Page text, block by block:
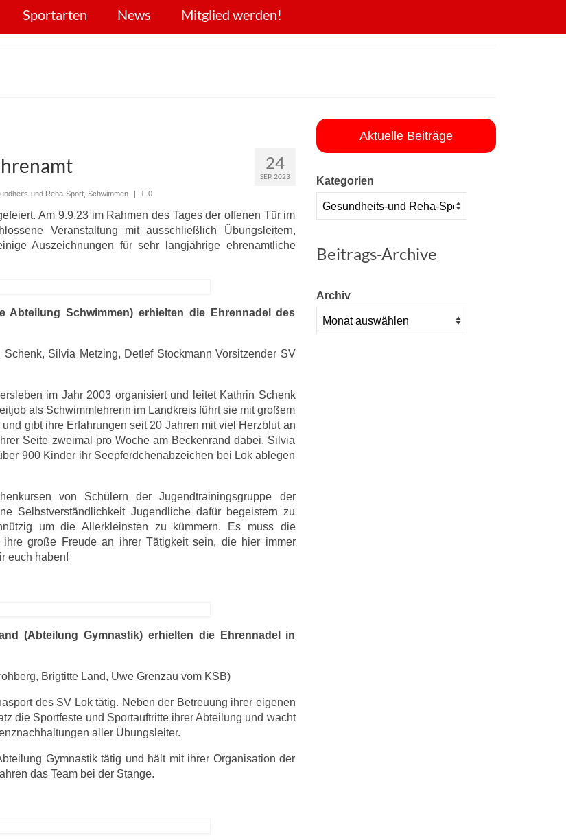
Sportarten News Mitglied werden!
24
SEP. 2023
und Reha-Sport Schwimmen | 0
Am 9.9.23 im Rahmen des Tages der offenen Tür im
Veranstaltung mit ausschließlich Übungsleitern,
Auszeichnungen für sehr langjährige ehrenamtliche
Abteilung Schwimmen) erhielten die Ehrennadel des
Silvia Metzing, Detlef Stockmann Vorsitzender SV
im Jahr 2003 organisiert und leitet Kathrin Schenk
als Schwimmlehrerin im Landkreis führt sie mit großem
gibt ihre Erfahrungen seit 20 Jahren mit viel Herzblut an
Seite zweimal pro Woche am Beckenrand dabei, Silvia
900 Kinder ihr Seepferdchenabzeichen bei Lok ablegen
von Schülern der Jugendtrainingsgruppe der
Selbstverständlichkeit Jugendliche dafür begeistern zu
um die Allerkleinsten zu kümmern. Es muss die
ihre große Freude an ihrer Tätigkeit sein, die hier immer
euch haben!
(Abteilung Gymnastik) erhielten die Ehrennadel in
Brigtitte Land, Uwe Grenzau vom KSB)
des SV Lok tätig. Neben der Betreuung ihrer eigenen
die Sportfeste und Sportauftritte ihrer Abteilung und wacht
aller Übungsleiter.
Gymnastik tätig und hält mit ihrer Organisation der
das Team bei der Stange.
Aktuelle Beiträge
Kategorien
Beitrags-Archive
Archiv